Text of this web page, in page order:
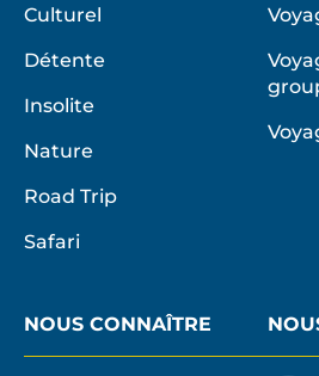
Culturel
Détente
Insolite
Nature
Road Trip
Safari
NOUS CONNAÎTRE